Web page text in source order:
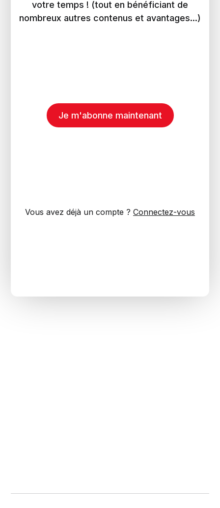
votre temps ! (tout en bénéficiant de
nombreux autres contenus et avantages...)
Je m'abonne maintenant
Vous avez déjà un compte ? Connectez-vous